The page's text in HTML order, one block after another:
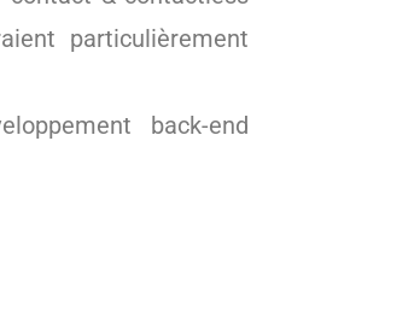
particulièrement
back-end